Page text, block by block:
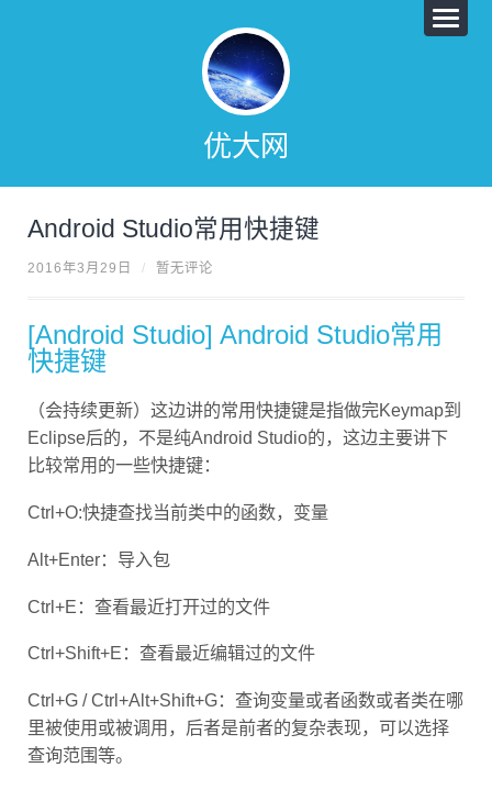
优大网
Android Studio常用快捷键
2016年3月29日 / 暂无评论
[Android Studio] Android Studio常用
快捷键
（会持续更新）这边讲的常用快捷键是指做完Keymap到
Eclipse后的，不是纯Android Studio的，这边主要讲下
比较常用的一些快捷键：
Ctrl+O:快捷查找当前类中的函数，变量
Alt+Enter：导入包
Ctrl+E：查看最近打开过的文件
Ctrl+Shift+E：查看最近编辑过的文件
Ctrl+G / Ctrl+Alt+Shift+G：查询变量或者函数或者类在哪
里被使用或被调用，后者是前者的复杂表现，可以选择
查询范围等。